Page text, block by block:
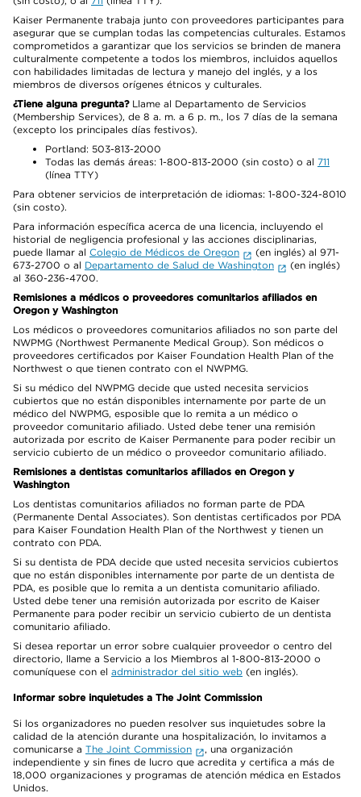
Kaiser Permanente trabaja junto con proveedores participantes para
asegurar que se cumplan todas las competencias culturales. Estamos
comprometidos a garantizar que los servicios se brinden de manera
culturalmente competente a todos los miembros, incluidos aquellos
con habilidades limitadas de lectura y manejo del inglés, y a los
miembros de diversos orígenes étnicos y culturales.
¿Tiene alguna pregunta?Llame al Departamento de Servicios
(Membership Services), de 8 a. m. a 6 p. m., los 7 días de la semana
(excepto los principales días festivos).
Portland: 503-813-2000
Todas las demás áreas: 1-800-813-2000 (sin costo) o al 711
(línea TTY)
Para obtener servicios de interpretación de idiomas: 1-800-324-8010
(sin costo).
Para información específica acerca de una licencia, incluyendo el
historial de negligencia profesional y las acciones disciplinarias,
puede llamar al Colegio de Médicos de Oregon
(en inglés) al 971-
673-2700 o al Departamento de Salud de Washington
(en inglés)
al 360-236-4700.
Remisiones a médicos o proveedores comunitarios afiliados en
Oregon y Washington
Los médicos o proveedores comunitarios afiliados no son parte del
NWPMG (Northwest Permanente Medical Group). Son médicos o
proveedores certificados por Kaiser Foundation Health Plan of the
Northwest o que tienen contrato con el NWPMG.
Si su médico del NWPMG decide que usted necesita servicios
cubiertos que no están disponibles internamente por parte de un
médico del NWPMG, esposible que lo remita a un médico o
proveedor comunitario afiliado. Usted debe tener una remisión
autorizada por escrito de Kaiser Permanente para poder recibir un
servicio cubierto de un médico o proveedor comunitario afiliado.
Remisiones a dentistas comunitarios afiliados en Oregon y
Washington
Los dentistas comunitarios afiliados no forman parte de PDA
(Permanente Dental Associates). Son dentistas certificados por PDA
para Kaiser Foundation Health Plan of the Northwest y tienen un
contrato con PDA.
Si su dentista de PDA decide que usted necesita servicios cubiertos
que no están disponibles internamente por parte de un dentista de
PDA, es posible que lo remita a un dentista comunitario afiliado.
Usted debe tener una remisión autorizada por escrito de Kaiser
Permanente para poder recibir un servicio cubierto de un dentista
comunitario afiliado.
Si desea reportar un error sobre cualquier proveedor o centro del
directorio, llame a Servicio a los Miembros al 1-800-813-2000 o
comuníquese con el administrador del sitio web (en inglés).
Informar sobre inquietudes a The Joint Commission
Si los organizadores no pueden resolver sus inquietudes sobre la
calidad de la atención durante una hospitalización, lo invitamos a
comunicarse a The Joint Commission
, una organización
independiente y sin fines de lucro que acredita y certifica a más de
18,000 organizaciones y programas de atención médica en Estados
Unidos.